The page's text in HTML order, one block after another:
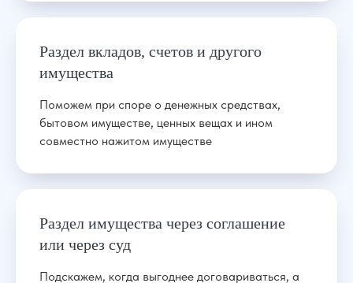
Раздел вкладов, счетов и другого
имущества
Поможем при споре о денежных средствах,
бытовом имуществе, ценных вещах и ином
совместно нажитом имуществе
Раздел имущества через соглашение
или через суд
Подскажем, когда выгоднее договариваться, а